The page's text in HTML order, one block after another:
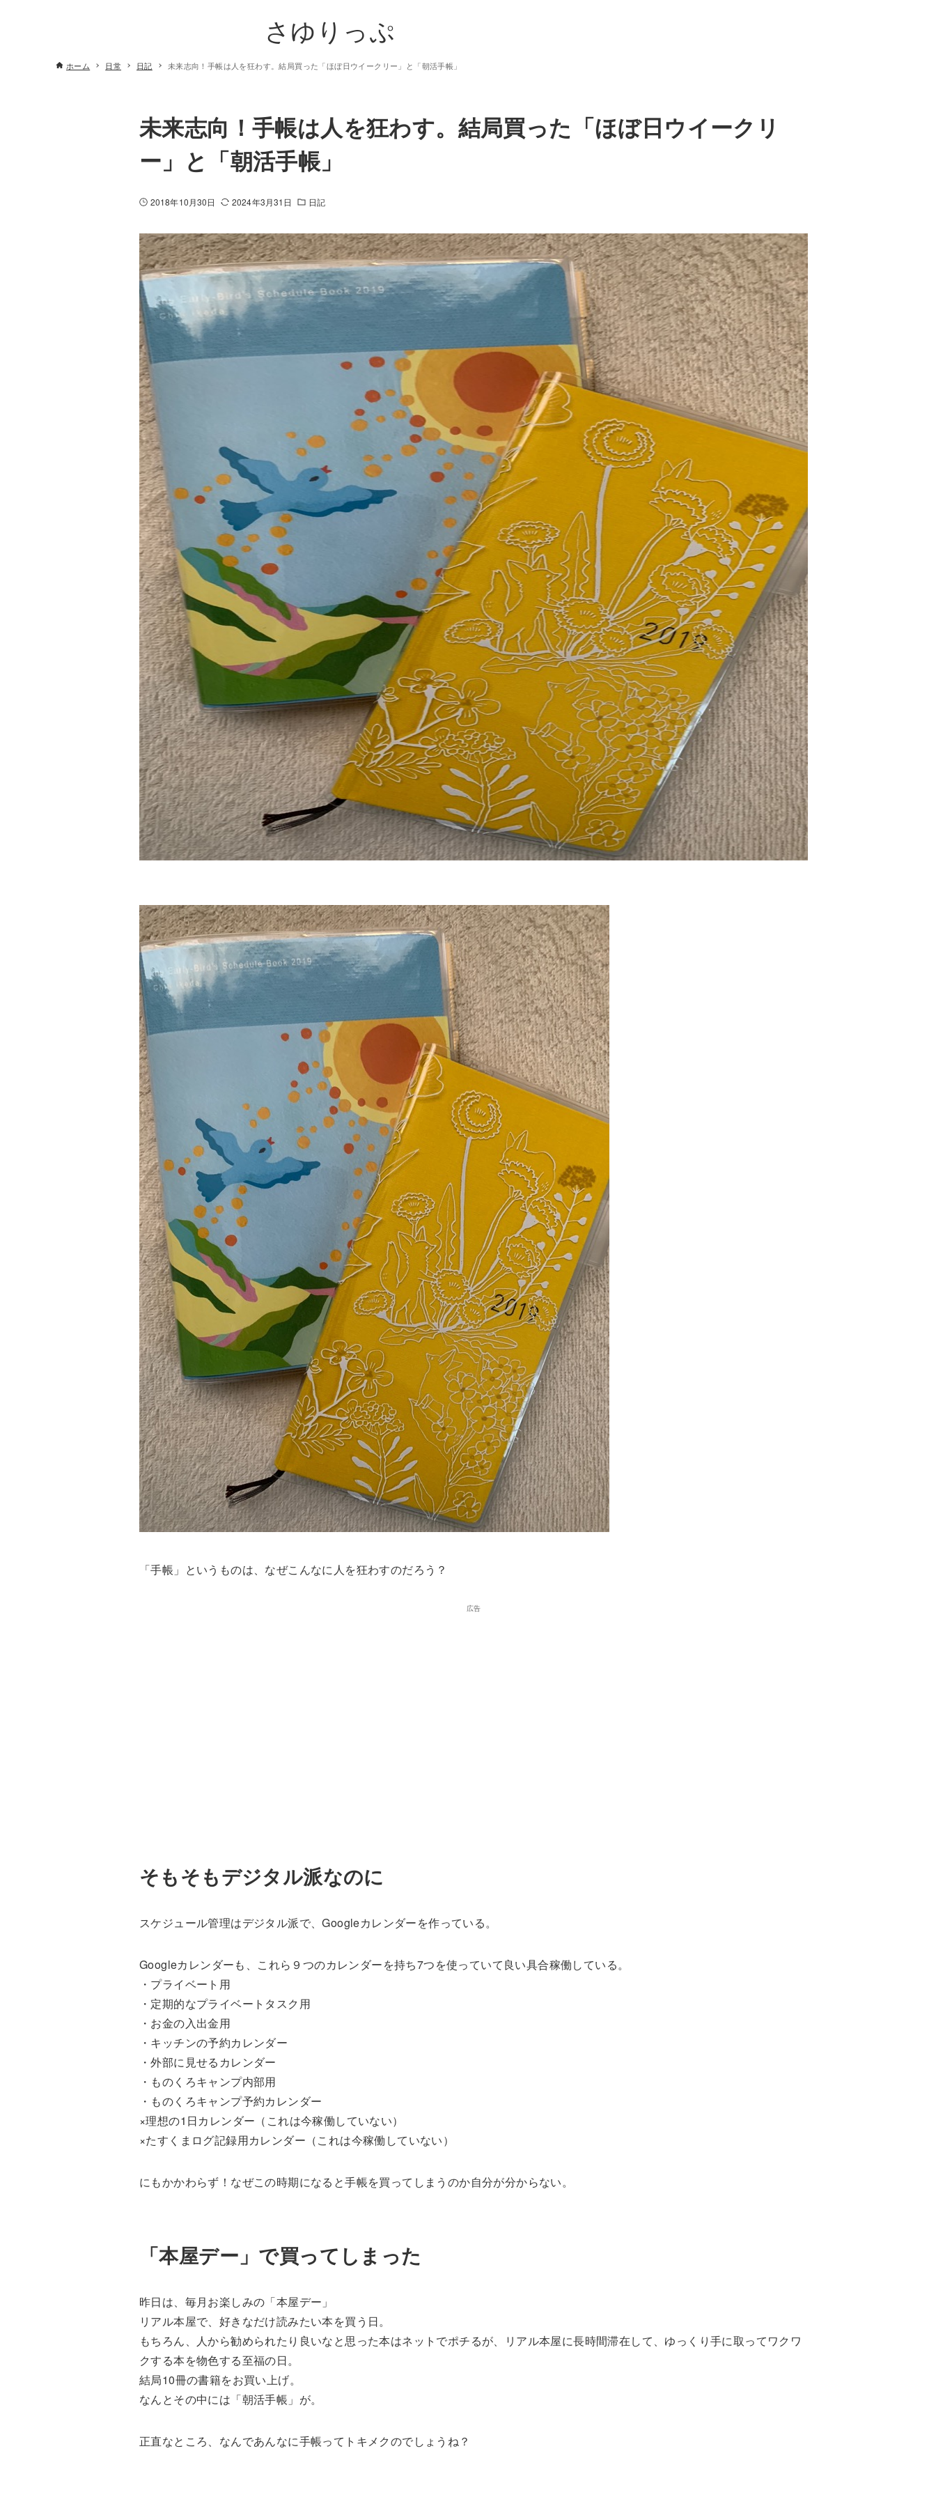
さゆりっぷ
ホーム 日常 日記 未来志向！手帳は人を狂わす。結局買った「ほぼ日ウイークリー」と「朝活手帳」
未来志向！手帳は人を狂わす。結局買った「ほぼ日ウイークリ
ー」と「朝活手帳」
2018年10月30日 2024年3月31日 日記
「手帳」というものは、なぜこんなに人を狂わすのだろう？
広告
そもそもデジタル派なのに
スケジュール管理はデジタル派で、Googleカレンダーを作っている。
Googleカレンダーも、これら９つのカレンダーを持ち7つを使っていて良い具合稼働している。
・プライベート用
・定期的なプライベートタスク用
・お金の入出金用
・キッチンの予約カレンダー
・外部に見せるカレンダー
・ものくろキャンプ内部用
・ものくろキャンプ予約カレンダー
×理想の1日カレンダー（これは今稼働していない）
×たすくまログ記録用カレンダー（これは今稼働していない）
にもかかわらず！なぜこの時期になると手帳を買ってしまうのか自分が分からない。
「本屋デー」で買ってしまった
昨日は、毎月お楽しみの「本屋デー」
リアル本屋で、好きなだけ読みたい本を買う日。
もちろん、人から勧められたり良いなと思った本はネットでポチるが、リアル本屋に長時間滞在して、ゆっくり手に取ってワクワ
クする本を物色する至福の日。
結局10冊の書籍をお買い上げ。
なんとその中には「朝活手帳」が。
正直なところ、なんであんなに手帳ってトキメクのでしょうね？